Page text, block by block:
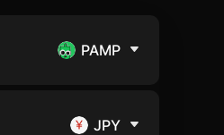
PAMP
JPY